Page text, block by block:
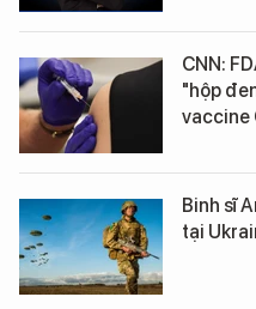
CNN:
"hộp
vaccine
Binh sĩ
tại